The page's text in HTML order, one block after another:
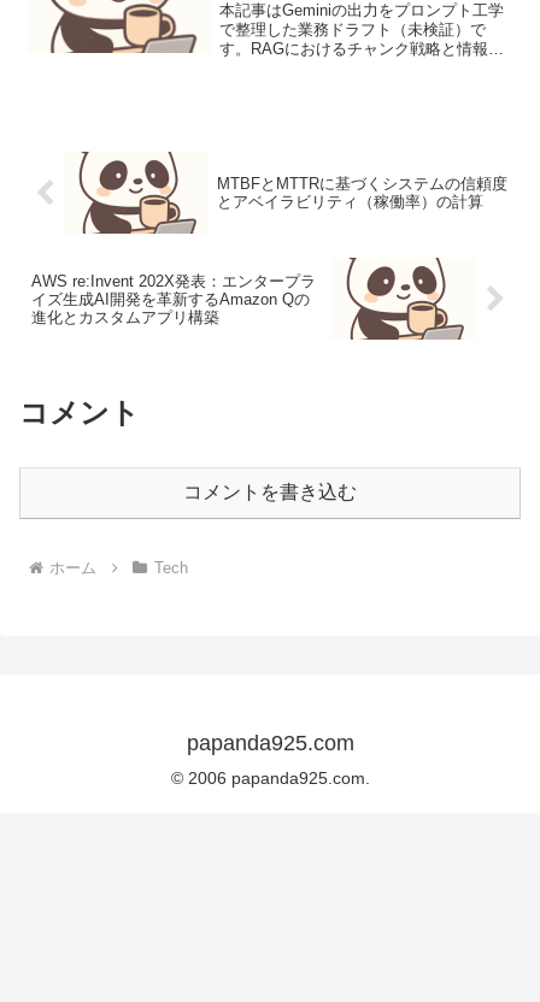
本記事はGeminiの出力をプロンプト工学
で整理した業務ドラフト（未検証）で
す。RAGにおけるチャンク戦略と情報検
MTBFとMTTRに基づくシステムの信頼度
とアベイラビリティ（稼働率）の計算
AWS re:Invent 202X発表：エンタープラ
イズ生成AI開発を革新するAmazon Qの
進化とカスタムアプリ構築
コメント
コメントを書き込む
ホーム Tech
papanda925.com
© 2006 papanda925.com.